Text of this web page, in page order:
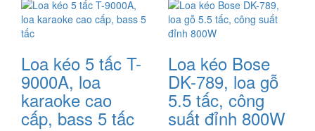
Loa kéo 5 tấc T-
9000A, loa
karaoke cao
cấp, bass 5 tấc
Loa kéo Bose
DK-789, loa gỗ
5.5 tấc, công
suất đỉnh 800W